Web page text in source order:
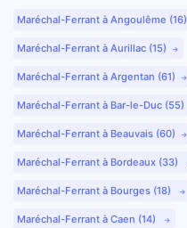
Maréchal-Ferrant à Angoulême (16)
Maréchal-Ferrant à Aurillac (15)
Maréchal-Ferrant à Argentan (61)
Maréchal-Ferrant à Bar-le-Duc (55)
Maréchal-Ferrant à Beauvais (60)
Maréchal-Ferrant à Bordeaux (33)
Maréchal-Ferrant à Bourges (18)
Maréchal-Ferrant à Caen (14)